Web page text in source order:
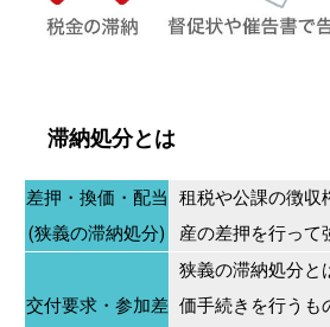
滞納処分とは
差押・換価・配当
(狭義の滞納処分)
租税や公課の徴収
産の差押を行って
交付要求・参加差
狭義の滞納処分と
価手続きを行うも